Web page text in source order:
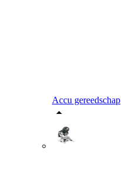
Accu gereedschap